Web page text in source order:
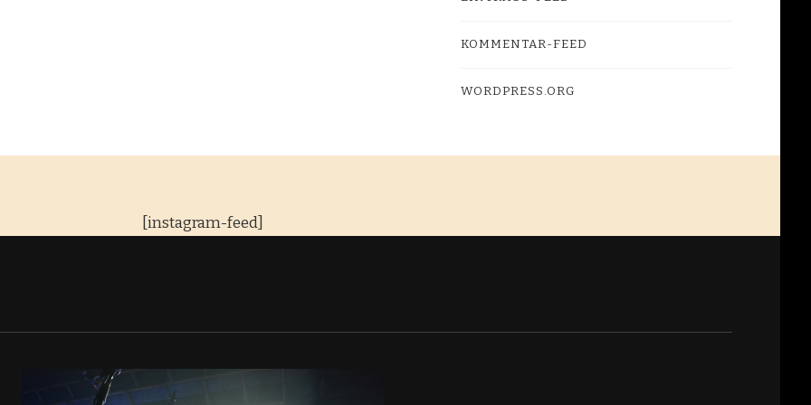
KOMMENTAR-FEED
WORDPRESS.ORG
[instagram-feed]